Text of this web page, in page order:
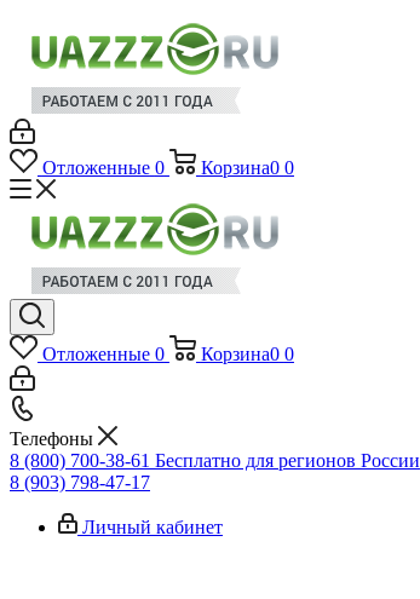
Отложенные 0 Корзина0 0
Отложенные 0 Корзина0 0
Телефоны
8 (800) 700-38-61 Бесплатно для регионов России
8 (903) 798-47-17
Личный кабинет